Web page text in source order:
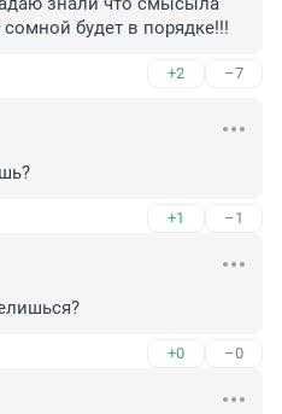
будет в порядке!!!
+2 –7
+1 –1
+0 –0